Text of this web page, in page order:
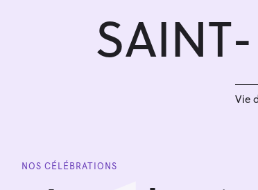
Vie
NOS CÉLÉBRATIONS